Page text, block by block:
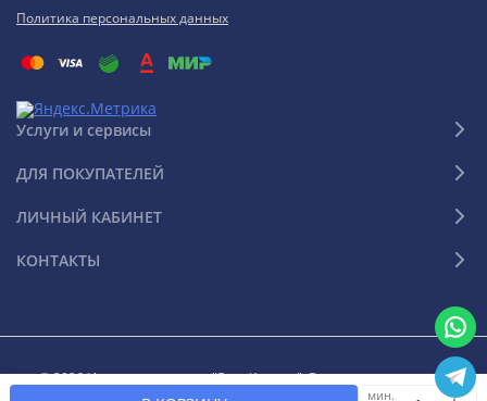
мин.
Политика персональных данных
Услуги и сервисы
ДЛЯ ПОКУПАТЕЛЕЙ
ЛИЧНЫЙ КАБИНЕТ
КОНТАКТЫ
© 2026 Интернет-магазин "Ваш Климат". Все права защищены